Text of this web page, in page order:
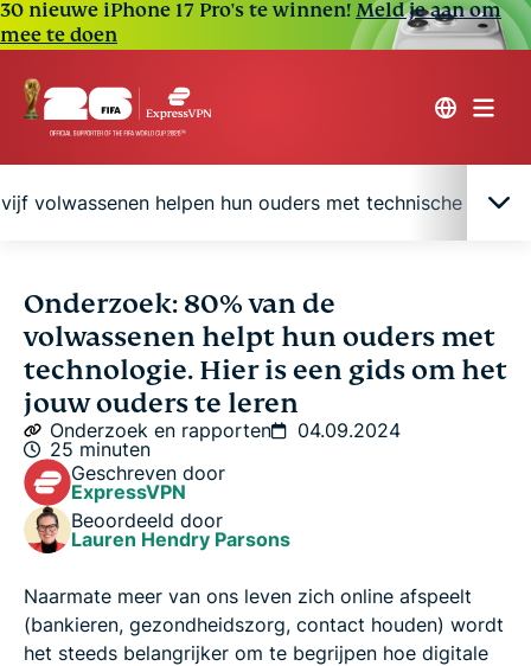
30 nieuwe iPhone 17 Pro's te winnen!Meld je aan om
mee te doen
volwassenen helpen hun ouders met technische
Hoe Spanje achterloopt wat betreft digitaal
zelfvertrouwen
Hoe oudere volwassenen verbonden blijven
Vier op de vijf volwassenen helpen hun ouders met
technische ondersteuning
De verborgen risico's van onze ouders die
Gids om je ouders online te beschermen
Onderzoek: 80% van de
volwassenen helpt hun ouders met
technologie. Hier is een gids om het
jouw ouders te leren
Onderzoek en rapporten
04.09.2024
25 minuten
Geschreven door
ExpressVPN
Beoordeeld door
Lauren Hendry Parsons
Naarmate meer van ons leven zich online afspeelt
(bankieren, gezondheidszorg, contact houden) wordt
het steeds belangrijker om te begrijpen hoe digitale